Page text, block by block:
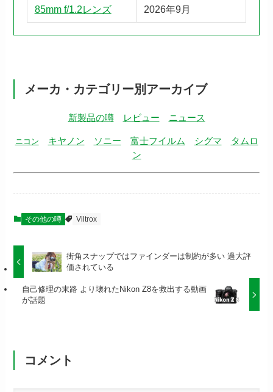
85mm f/1.2レンズ 2026年9月
メーカ・カテゴリー別アーカイブ
新製品の噂 レビュー ニュース
ニコン キヤノン ソニー 富士フイルム シグマ
タムロ
ン
その他の噂 Viltrox
街角スナップではファインダーは制約が多い 過大評
価されている
自己修理の末路 より壊れたNikon Z8を救出する動画
が話題
コメント